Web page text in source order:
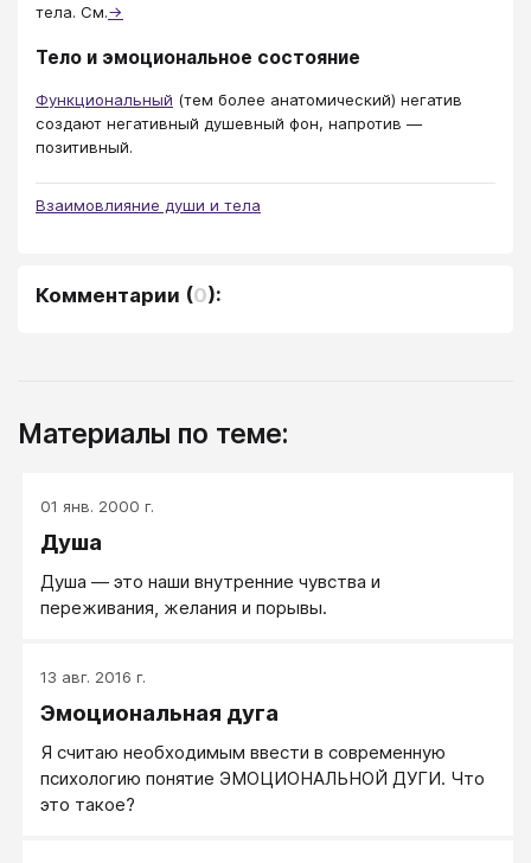
тела. См.→
Тело и эмоциональное состояние
Функциональный (тем более анатомический) негатив
создают негативный душевный фон, напротив —
позитивный.
Взаимовлияние души и тела
Комментарии (0):
Материалы по теме:
01 янв. 2000 г.
Душа
Душа — это наши внутренние чувства и
переживания, желания и порывы.
13 авг. 2016 г.
Эмоциональная дуга
Я считаю необходимым ввести в современную
психологию понятие ЭМОЦИОНАЛЬНОЙ ДУГИ. Что
это такое?